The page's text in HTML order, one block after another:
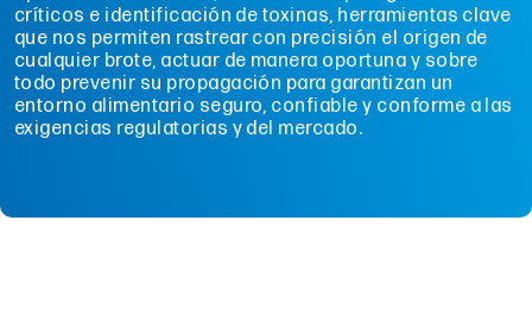
críticos e identificación de toxinas, herramientas clave
que nos permiten rastrear con precisión el origen de
cualquier brote, actuar de manera oportuna y sobre
todo prevenir su propagación para garantizan un
entorno alimentario seguro, confiable y conforme a las
exigencias regulatorias y del mercado.